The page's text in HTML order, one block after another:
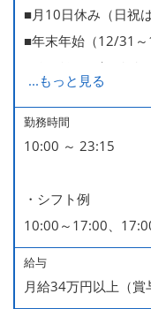
■月10日休み（日祝
■年末年始（12/31
みなどもございます）
■GW・お盆（暦通り）
■有給休暇
■慶弔休暇
率100％ ＊2023～
...もっと見る
勤務時間
10:00 ～ 23:15
・シフト例
10:00～17:00、
給与
月給34万円以上（賞